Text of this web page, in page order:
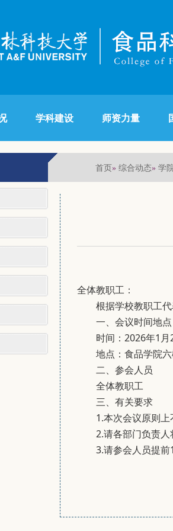
学科建设 师资力量
首页» 综合动态» 学
全体教职工：
根据学校教职工
一、会议时间地点
时间：2026年1
地点：食品学院
二、参会人员
全体教职工
三、有关要求
1.本次会议原则
2.请各部门负责人
3.请参会人员提前